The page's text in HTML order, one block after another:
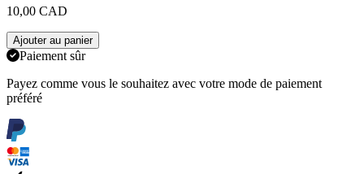
10,00 CAD
Ajouter au panier
Paiement sûr
Payez comme vous le souhaitez avec votre mode de paiement
préféré